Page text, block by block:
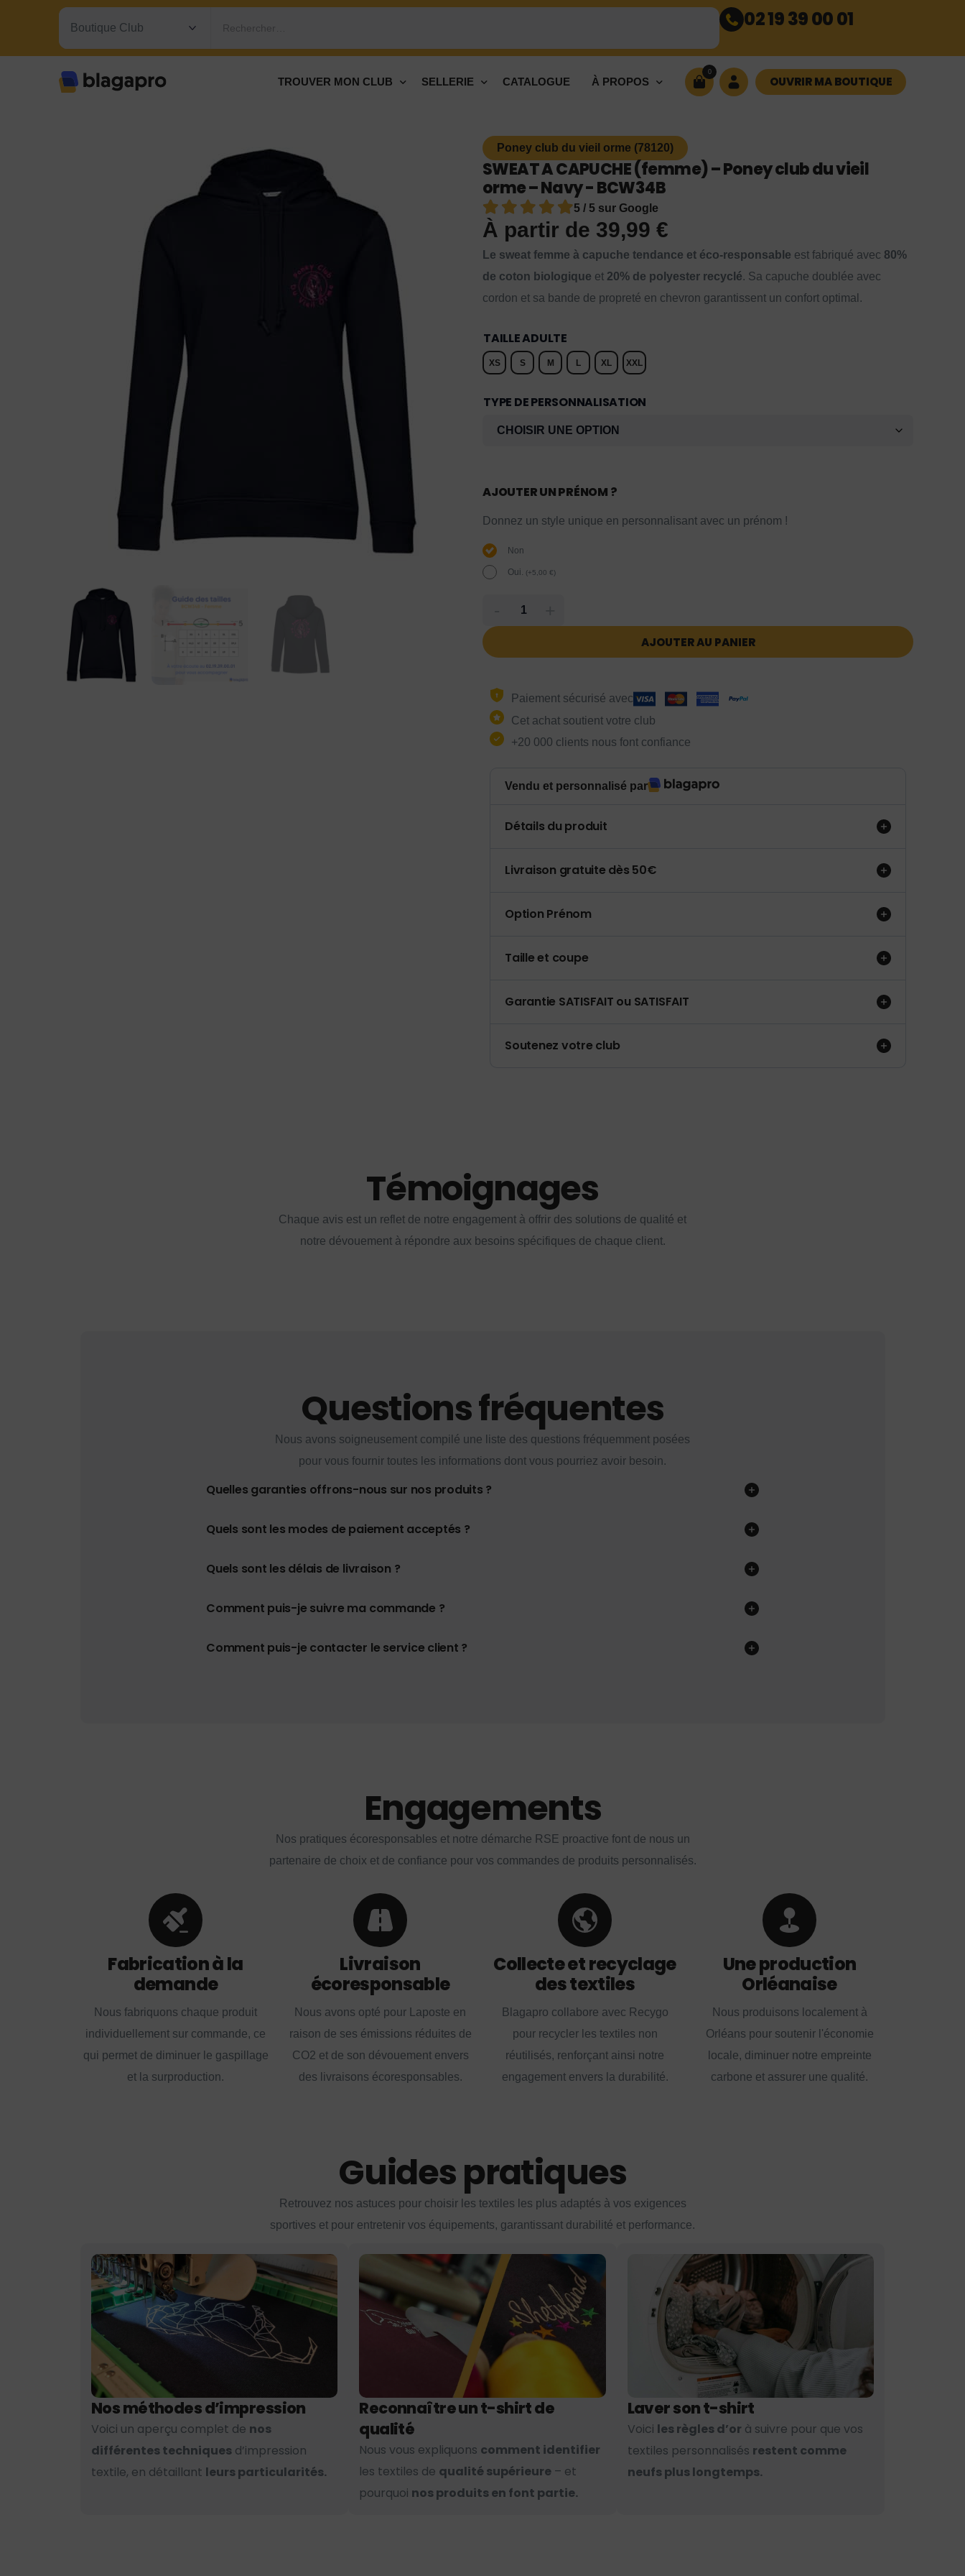
Rechercher… 02 19 39 00 01
TROUVER MON CLUB SELLERIE CATALOGUE À PROPOS
0
OUVRIR MA BOUTIQUE
Poney club du vieil orme (78120)
SWEAT A CAPUCHE (femme) – Poney club du vieil
orme – Navy - BCW34B
5 / 5 sur Google
À partir de 39,99 €
Le sweat femme à capuche tendance et éco-responsable est fabriqué avec 80%
de coton biologique et 20% de polyester recyclé. Sa capuche doublée avec
cordon et sa bande de propreté en chevron garantissent un confort optimal.
TAILLE ADULTE
XS S M L XL XXL
TYPE DE PERSONNALISATION
AJOUTER UN PRÉNOM ?
Donnez un style unique en personnalisant avec un prénom !
Non
Oui. (+5,00 €)
AJOUTER AU PANIER
Paiement sécurisé avec
Cet achat soutient votre club
+20 000 clients nous font confiance
Vendu et personnalisé par
Détails du produit
Livraison gratuite dès 50€
Option Prénom
Taille et coupe
Garantie SATISFAIT ou SATISFAIT
Soutenez votre club
Témoignages
Chaque avis est un reflet de notre engagement à offrir des solutions de qualité et
notre dévouement à répondre aux besoins spécifiques de chaque client.
Questions fréquentes
Nous avons soigneusement compilé une liste des questions fréquemment posées
pour vous fournir toutes les informations dont vous pourriez avoir besoin.
Quelles garanties offrons-nous sur nos produits ?
Quels sont les modes de paiement acceptés ?
Quels sont les délais de livraison ?
Comment puis-je suivre ma commande ?
Comment puis-je contacter le service client ?
Engagements
Nos pratiques écoresponsables et notre démarche RSE proactive font de nous un
partenaire de choix et de confiance pour vos commandes de produits personnalisés.
Fabrication à la
demande
Nous fabriquons chaque produit
individuellement sur commande, ce
qui permet de diminuer le gaspillage
et la surproduction.
Livraison
écoresponsable
Nous avons opté pour Laposte en
raison de ses émissions réduites de
CO2 et de son dévouement envers
des livraisons écoresponsables.
Collecte et recyclage
des textiles
Blagapro collabore avec Recygo
pour recycler les textiles non
réutilisés, renforçant ainsi notre
engagement envers la durabilité.
Une production
Orléanaise
Nous produisons localement à
Orléans pour soutenir l'économie
locale, diminuer notre empreinte
carbone et assurer une qualité.
Guides pratiques
Retrouvez nos astuces pour choisir les textiles les plus adaptés à vos exigences
sportives et pour entretenir vos équipements, garantissant durabilité et performance.
Nos méthodes d’impression
Voici un aperçu complet de nos
différentes techniques d’impression
textile, en détaillant leurs particularités.
Reconnaître un t-shirt de
qualité
Nous vous expliquons comment identifier
les textiles de qualité supérieure – et
pourquoi nos produits en font partie.
Laver son t-shirt
Voici les règles d’or à suivre pour que vos
textiles personnalisés restent comme
neufs plus longtemps.